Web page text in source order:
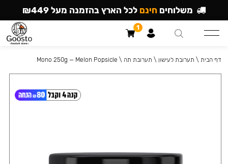
דף הבית \ תערובת לעישון \ תערובת תה \
Mono 250g — Melon Popsicle
משלוחים חינם לכל הארץ בהזמנה מעל ₪449
1